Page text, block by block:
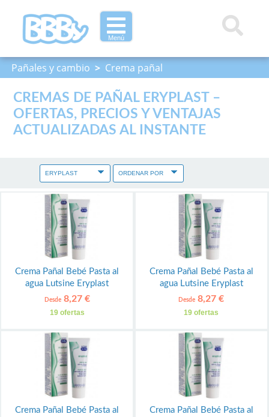
Menú
Pañales y cambio > Crema pañal
CREMAS DE PAÑAL ERYPLAST –
OFERTAS, PRECIOS Y VENTAJAS
ACTUALIZADAS AL INSTANTE
Crema Pañal Bebé Pasta al
agua Lutsine Eryplast
Desde8,27 €
19 ofertas
Crema Pañal Bebé Pasta al
agua Lutsine Eryplast
Desde 8,27 €
19 ofertas
Crema Pañal Bebé Pasta al
Crema Pañal Bebé Pasta al